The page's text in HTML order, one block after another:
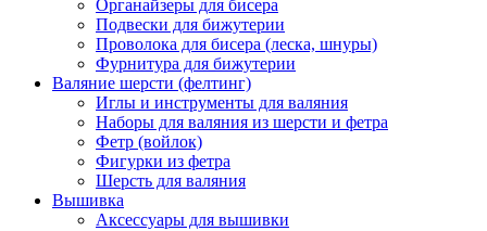
Органайзеры для бисера
Подвески для бижутерии
Проволока для бисера (леска, шнуры)
Фурнитура для бижутерии
Валяние шерсти (фелтинг)
Иглы и инструменты для валяния
Наборы для валяния из шерсти и фетра
Фетр (войлок)
Фигурки из фетра
Шерсть для валяния
Вышивка
Аксессуары для вышивки